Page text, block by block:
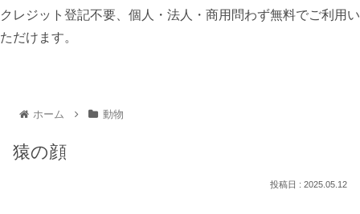
クレジット登記不要、個人・法人・商用問わず無料でご利用い
ただけます。
ホーム 動物
猿の顔
2025.05.12